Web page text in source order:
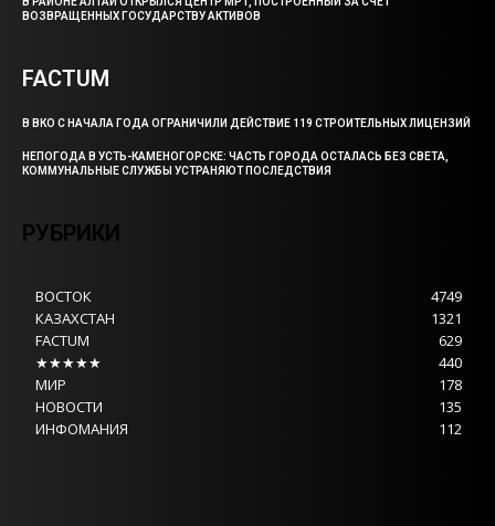
ВОЗВРАЩЕННЫХ ГОСУДАРСТВУ АКТИВОВ
FACTUM
В ВКО С НАЧАЛА ГОДА ОГРАНИЧИЛИ ДЕЙСТВИЕ 119 СТРОИТЕЛЬНЫХ ЛИЦЕНЗИЙ
НЕПОГОДА В УСТЬ-КАМЕНОГОРСКЕ: ЧАСТЬ ГОРОДА ОСТАЛАСЬ БЕЗ СВЕТА,
КОММУНАЛЬНЫЕ СЛУЖБЫ УСТРАНЯЮТ ПОСЛЕДСТВИЯ
РУБРИКИ
ВОСТОК
4749
КАЗАХСТАН
1321
FACTUM
629
★★★★★
440
МИР
178
НОВОСТИ
135
ИНФОМАНИЯ
112